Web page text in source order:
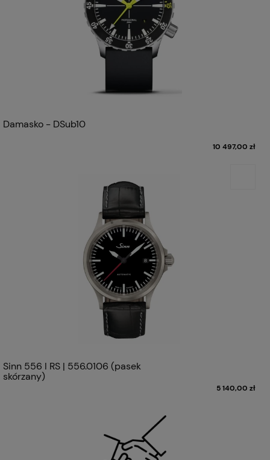
Damasko - DSub10
10 497,00 zł
Sinn 556 I RS | 556.0106 (pasek
skórzany)
5 140,00 zł